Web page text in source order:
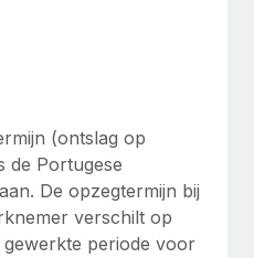
om alle soorten bedrijven
en...
in 19 landen
leider in de wereldwijde
zich sinds 2016...
(ontslag op
de Portugese
De opzegtermijn bij
verschilt op
periode voor